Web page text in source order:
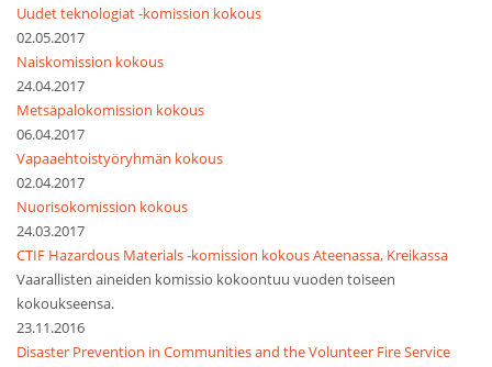
Uudet teknologiat -komission kokous
02.05.2017
Naiskomission kokous
24.04.2017
Metsäpalokomission kokous
06.04.2017
Vapaaehtoistyöryhmän kokous
02.04.2017
Nuorisokomission kokous
24.03.2017
CTIF Hazardous Materials -komission kokous Ateenassa, Kreikassa
Vaarallisten aineiden komissio kokoontuu vuoden toiseen
kokoukseensa.
23.11.2016
Disaster Prevention in Communities and the Volunteer Fire Service